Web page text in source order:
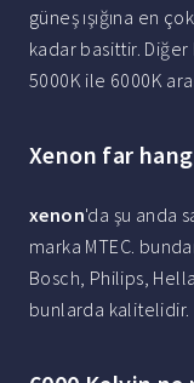
güneş ışığına en
kadar basittir.
5000K ile 6000K
Xenon far
xenon'da şu anda
marka MTEC.
Bosch, Philips,
bunlarda kalitelidir.